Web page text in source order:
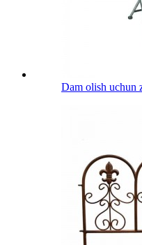
Dam olish uchun